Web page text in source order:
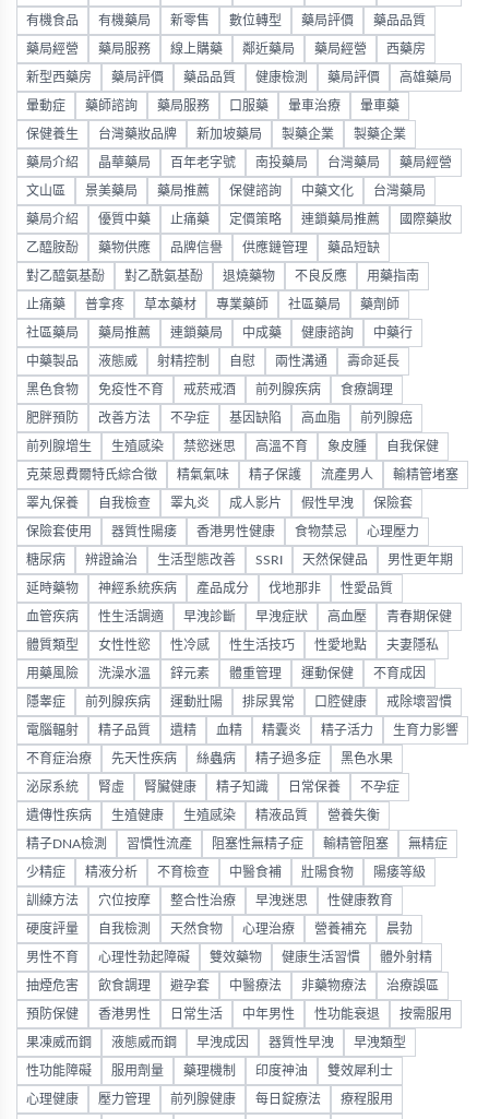
有機食品 有機藥局 新零售 數位轉型 藥局評價 藥品品質
藥局經營 藥局服務 線上購藥 鄰近藥局 藥局經營 西藥房
新型西藥房 藥局評價 藥品品質 健康檢測 藥局評價 高雄藥局
暈動症 藥師諮詢 藥局服務 口服藥 暈車治療 暈車藥
保健養生 台灣藥妝品牌 新加坡藥局 製藥企業 製藥企業
藥局介紹 晶華藥局 百年老字號 南投藥局 台灣藥局 藥局經營
文山區 景美藥局 藥局推薦 保健諮詢 中藥文化 台灣藥局
藥局介紹 優質中藥 止痛藥 定價策略 連鎖藥局推薦 國際藥妝
乙醯胺酚 藥物供應 品牌信譽 供應鏈管理 藥品短缺
對乙醯氨基酚 對乙酰氨基酚 退燒藥物 不良反應 用藥指南
止痛藥 普拿疼 草本藥材 專業藥師 社區藥局 藥劑師
社區藥局 藥局推薦 連鎖藥局 中成藥 健康諮詢 中藥行
中藥製品 液態威 射精控制 自慰 兩性溝通 壽命延長
黑色食物 免疫性不育 戒菸戒酒 前列腺疾病 食療調理
肥胖預防 改善方法 不孕症 基因缺陷 高血脂 前列腺癌
前列腺增生 生殖感染 禁慾迷思 高溫不育 象皮腫 自我保健
克萊恩費爾特氏綜合徵 精氣氣味 精子保護 流產男人 輸精管堵塞
睪丸保養 自我檢查 睪丸炎 成人影片 假性早洩 保險套
保險套使用 器質性陽痿 香港男性健康 食物禁忌 心理壓力
糖尿病 辨證論治 生活型態改善 SSRI 天然保健品 男性更年期
延時藥物 神經系統疾病 產品成分 伐地那非 性愛品質
血管疾病 性生活調適 早洩診斷 早洩症狀 高血壓 青春期保健
體質類型 女性性慾 性冷感 性生活技巧 性愛地點 夫妻隱私
用藥風險 洗澡水溫 鋅元素 體重管理 運動保健 不育成因
隱睾症 前列腺疾病 運動壯陽 排尿異常 口腔健康 戒除壞習慣
電腦輻射 精子品質 遺精 血精 精囊炎 精子活力 生育力影響
不育症治療 先天性疾病 絲蟲病 精子過多症 黑色水果
泌尿系統 腎虛 腎臟健康 精子知識 日常保養 不孕症
遺傳性疾病 生殖健康 生殖感染 精液品質 營養失衡
精子DNA檢測 習慣性流產 阻塞性無精子症 輸精管阻塞 無精症
少精症 精液分析 不育檢查 中醫食補 壯陽食物 陽痿等級
訓練方法 穴位按摩 整合性治療 早洩迷思 性健康教育
硬度評量 自我檢測 天然食物 心理治療 營養補充 晨勃
男性不育 心理性勃起障礙 雙效藥物 健康生活習慣 體外射精
抽煙危害 飲食調理 避孕套 中醫療法 非藥物療法 治療誤區
預防保健 香港男性 日常生活 中年男性 性功能衰退 按需服用
果凍威而鋼 液態威而鋼 早洩成因 器質性早洩 早洩類型
性功能障礙 服用劑量 藥理機制 印度神油 雙效犀利士
心理健康 壓力管理 前列腺健康 每日錠療法 療程服用